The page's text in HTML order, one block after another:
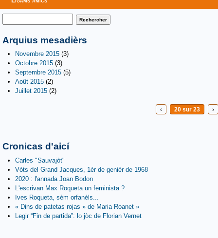
Formulaire de recherche
Arquius mesadièrs
Novembre 2015 (3)
Octobre 2015 (3)
Septembre 2015 (5)
Août 2015 (2)
Juillet 2015 (2)
‹ 20 sur 23 ›
Cronicas d'aicí
Carles "Sauvajòt"
Vòts del Grand Jacques, 1èr de genièr de 1968
2020 : l'annada Joan Bodon
L'escrivan Max Roqueta un feminista ?
Ives Roqueta, sèm orfanèls...
« Dins de patetas rojas » de Maria Roanet »
Legir “Fin de partida”: lo jòc de Florian Vernet